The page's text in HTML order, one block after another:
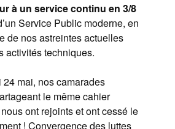
à un service continu en 3/8
Service Public moderne, en
de nos astreintes actuelles
activités techniques.
mai, nos camarades
le même cahier
ont rejoints et ont cessé le
! Convergence des luttes